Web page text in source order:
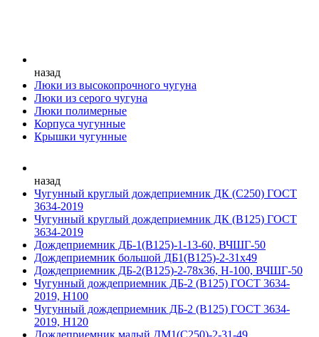
назад
Люки из высокопрочного чугуна
Люки из серого чугуна
Люки полимерные
Корпуса чугунные
Крышки чугунные
назад
Чугунный круглый дождеприемник ДК (С250) ГОСТ
3634-2019
Чугунный круглый дождеприемник ДК (В125) ГОСТ
3634-2019
Дождеприемник ДБ-1(В125)-1-13-60, ВЧШГ-50
Дождеприемник большой ДБ1(В125)-2-31х49
Дождеприемник ДБ-2(В125)-2-78х36, Н-100, ВЧШГ-50
Чугунный дождеприемник ДБ-2 (B125) ГОСТ 3634-
2019, Н100
Чугунный дождеприемник ДБ-2 (B125) ГОСТ 3634-
2019, H120
Дождеприемник малый ДМ1(С250)-2-31-49